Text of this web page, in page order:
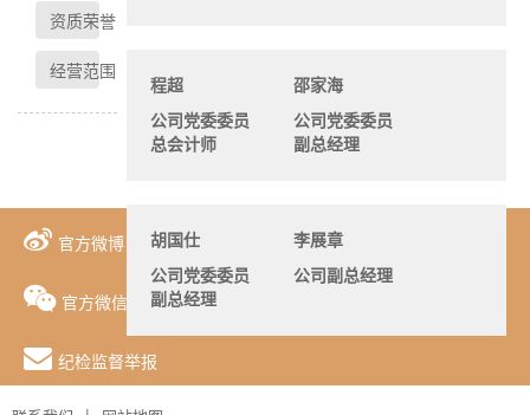
资质荣誉
经营范围
程超
公司党委委员
总会计师
邵家海
公司党委委员
副总经理
胡国仕
公司党委委员
副总经理
李展章
公司副总经理
官方微博
官方微信
纪检监督举报